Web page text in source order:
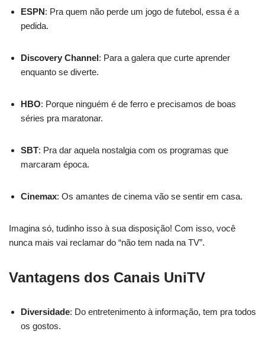
ESPN: Pra quem não perde um jogo de futebol, essa é a
pedida.
Discovery Channel: Para a galera que curte aprender
enquanto se diverte.
HBO: Porque ninguém é de ferro e precisamos de boas
séries pra maratonar.
SBT: Pra dar aquela nostalgia com os programas que
marcaram época.
Cinemax: Os amantes de cinema vão se sentir em casa.
Imagina só, tudinho isso à sua disposição! Com isso, você
nunca mais vai reclamar do “não tem nada na TV”.
Vantagens dos Canais UniTV
Diversidade: Do entretenimento à informação, tem pra todos
os gostos.